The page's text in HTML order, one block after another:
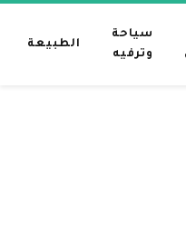
سياحة
وترفيه
الطبيعة